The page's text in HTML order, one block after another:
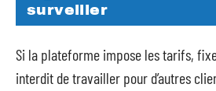
surveiller
Si la plateforme impose les tarifs,
interdit de travailler pour d’autres